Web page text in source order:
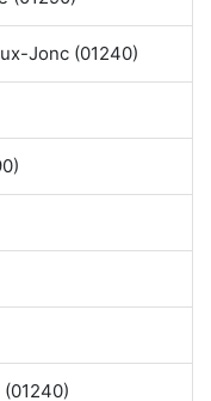
Jonc (01240)